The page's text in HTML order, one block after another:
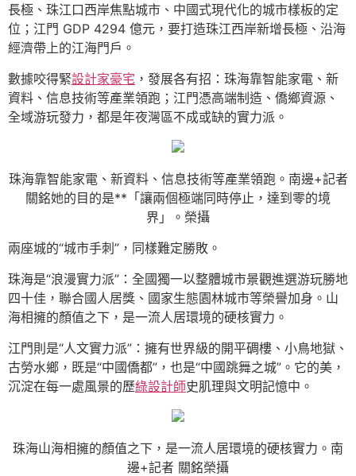
長極、珠江口西岸焦點城市、中國式現代化的城市樣板的定
位；江門 GDP 4294 億元，要打造珠江西岸新增長極、沿海
經濟帶上的江海門戶。
數據咬得緊設計家豪宅 ，發展各有招：珠海靠智能家電、新
資料、信息技術等產業領跑；江門憑高端制造、僑鄉資源、
全域游玩發力，都是年夜灣區不成或缺的實力派。
珠海靠智能家電、新資料、信息技術等產業領跑。南邊+記者
關銘她的目的是**「讓兩個極端同時停止，達到零的境
界」。榮攝
兩座城的“城市手刺”，同樣難定勝敗。
珠海是“浪漫實力派”：全國獨一以整體城市景觀進選游玩勝地
四十佳，聯合國人居獎、國家生態園林城市等榮譽加身。山
海相擁的顏值之下，是一流人居環境的硬核實力。
江門則是“人文實力派”：擁有世界級的開平碉樓、小鳥地獄、
古勞水鄉，既是“中國僑都”，也是“中國跳舞之城”。它的美，
沉淀在每一處風景的歷綠設計師史肌理與文明記憶中。
珠海山海相擁的顏值之下，是一流人居環境的硬核實力。南
邊+記者 關銘榮攝